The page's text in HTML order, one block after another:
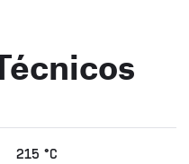
215 °C